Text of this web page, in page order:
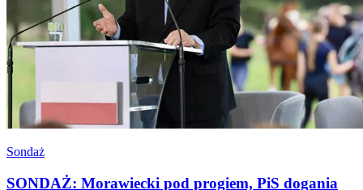
Sondaż
SONDAŻ: Morawiecki pod progiem, PiS dogania